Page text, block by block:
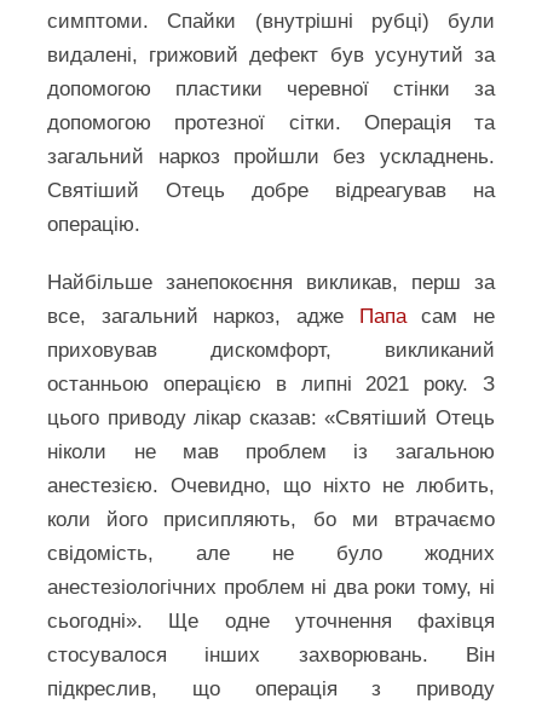
симптоми. Спайки (внутрішні рубці) були
видалені, грижовий дефект був усунутий за
допомогою пластики черевної стінки за
допомогою протезної сітки. Операція та
загальний наркоз пройшли без ускладнень.
Святіший Отець добре відреагував на
операцію.
Найбільше занепокоєння викликав, перш за
все, загальний наркоз, адже Папасам не
приховував дискомфорт, викликаний
останньою операцією в липні 2021 року. З
цього приводу лікар сказав: «Святіший Отець
ніколи не мав проблем із загальною
анестезією. Очевидно, що ніхто не любить,
коли його присипляють, бо ми втрачаємо
свідомість, але не було жодних
анестезіологічних проблем ні два роки тому, ні
сьогодні». Ще одне уточнення фахівця
стосувалося інших захворювань. Він
підкреслив, що операція з приводу